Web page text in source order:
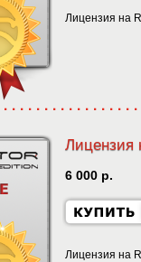
Лицензия на
Лицензия
6 000 р.
Лицензия на